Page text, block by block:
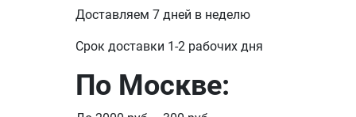
Доставляем 7 дней в неделю
Срок доставки 1-2 рабочих дня
По Москве: